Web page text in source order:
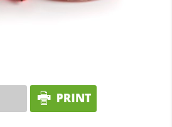
PRINT